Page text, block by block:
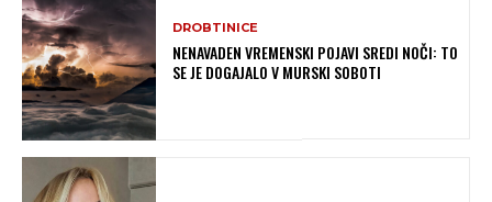
DROBTINICE
NENAVADEN VREMENSKI POJAVI SREDI NOČI: TO
SE JE DOGAJALO V MURSKI SOBOTI